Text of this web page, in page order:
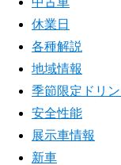
休業日
各種解説
地域情報
季節限定ドリ
安全性能
展示車情報
新車